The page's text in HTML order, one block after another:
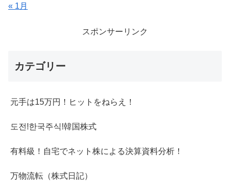
« 1月
スポンサーリンク
カテゴリー
元手は15万円！ヒットをねらえ！
도전!한국주식!韓国株式
有料級！自宅でネット株による決算資料分析！
万物流転（株式日記）